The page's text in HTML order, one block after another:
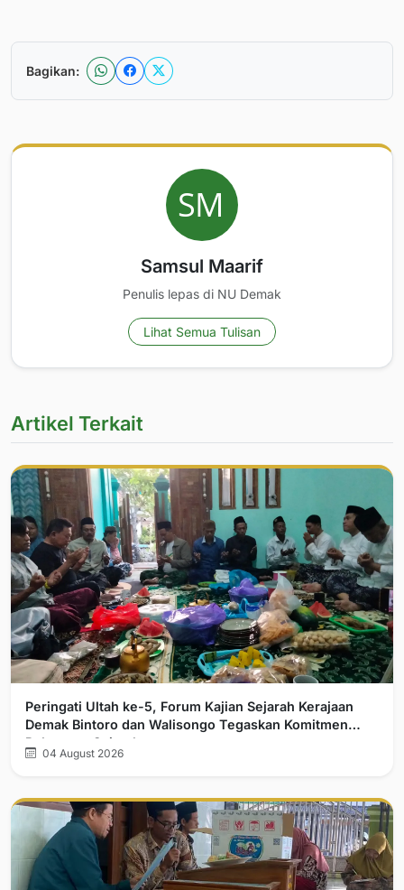
Bagikan:
Samsul Maarif
Penulis lepas di NU Demak
Lihat Semua Tulisan
Artikel Terkait
Peringati Ultah ke-5, Forum Kajian Sejarah Kerajaan
Demak Bintoro dan Walisongo Tegaskan Komitmen
Pelurusan Sejarah
04 August 2026